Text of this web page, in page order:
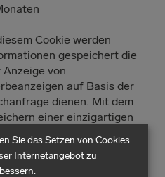
Cookie werden
gespeichert die
Anzeige von
auf Basis der
dienen. Mit dem
einer einzigartigen
Einstellungen zu
nutzen.
Sie das Setzen von Cookies
Internetangebot zu